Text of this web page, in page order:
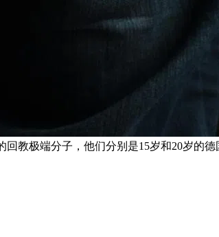
教极端分子，他们分别是15岁和20岁的